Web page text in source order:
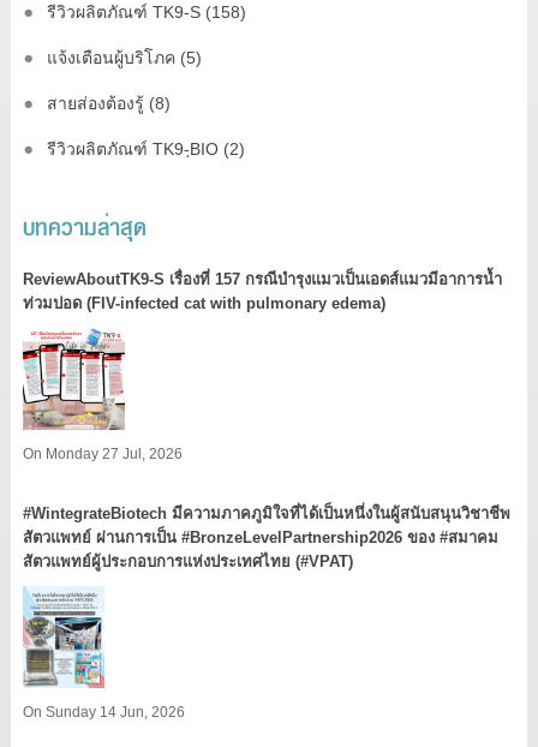
รีวิวผลิตภัณฑ์ TK9-S (158)
แจ้งเตือนผู้บริโภค (5)
สายส่องต้องรู้ (8)
รีวิวผลิตภัณฑ์ TK9-ฺBIO (2)
บทความล่าสุด
ReviewAboutTK9-S เรื่องที่ 157 กรณีบำรุงแมวเป็นเอดส์แมวมีอาการน้ำ
ท่วมปอด (FIV-infected cat with pulmonary edema)
On Monday 27 Jul, 2026
#WintegrateBiotech มีความภาคภูมิใจที่ได้เป็นหนึ่งในผู้สนับสนุนวิชาชีพ
สัตวแพทย์ ผ่านการเป็น #BronzeLevelPartnership2026 ของ #สมาคม
สัตวแพทย์ผู้ประกอบการแห่งประเทศไทย (#VPAT)
On Sunday 14 Jun, 2026